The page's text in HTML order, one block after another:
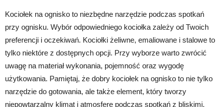
Kociołek na ognisko to niezbędne narzędzie podczas spotkań
przy ognisku. Wybór odpowiedniego kociołka zależy od Twoich
preferencji i oczekiwań. Kociołki żeliwne, emaliowane i stalowe to
tylko niektóre z dostępnych opcji. Przy wyborze warto zwrócić
uwagę na materiał wykonania, pojemność oraz wygodę
użytkowania. Pamiętaj, że dobry kociołek na ognisko to nie tylko
narzędzie do gotowania, ale także element, który tworzy
niepowtarzalny klimat i atmosferę podczas spotkań z bliskimi.